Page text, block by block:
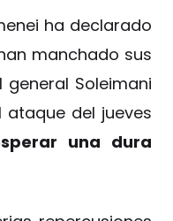
ha declarado
manchado sus
Soleimani
del jueves
una dura